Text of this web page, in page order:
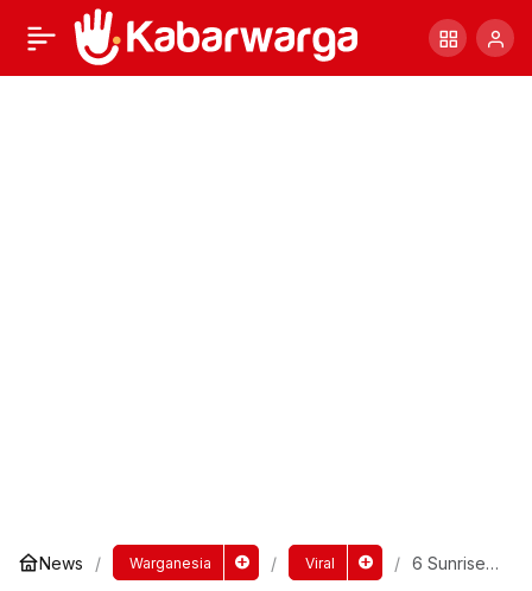
News Warganesia Viral
6 Sunrise